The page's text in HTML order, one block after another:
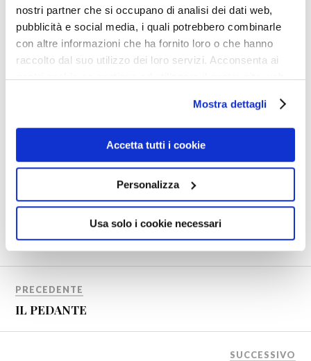
nostri partner che si occupano di analisi dei dati web,
pubblicità e social media, i quali potrebbero combinarle
con altre informazioni che ha fornito loro o che hanno
raccolto dal suo utilizzo dei loro servizi. Acconsenta ai
nostri cookie se continua ad utilizzare il nostro sito web.
Mostra dettagli
Accetta tutti i cookie
Personalizza
Usa solo i cookie necessari
0
Shares
BELZEBÙ PAPA FRANCESCO POSTCONCILIO
PRECEDENTE
IL PEDANTE
SUCCESSIVO